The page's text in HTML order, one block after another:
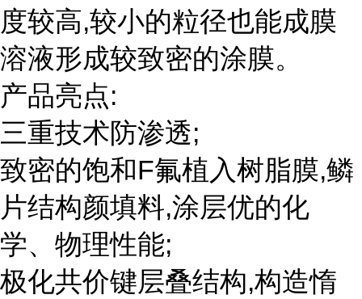
度较高,较小的粒径也能成膜
溶液形成较致密的涂膜。
产品亮点:
三重技术防渗透;
致密的饱和F氟植入树脂膜,鳞
片结构颜填料,涂层优的化
学、物理性能;
极化共价键层叠结构,构造惰